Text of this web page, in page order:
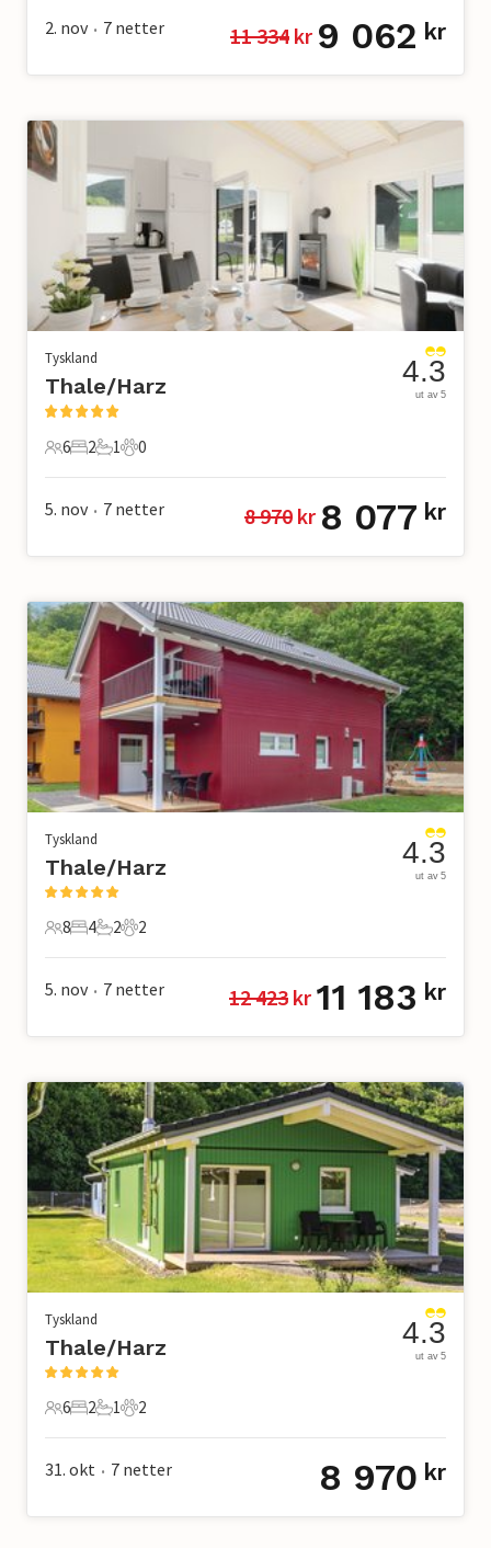
2. nov • 7 netter 11 334 kr 9 062 kr
Tyskland
Thale/Harz
6 Gjester
6
2 Soverom
2
1 Bad
1
0 Kjæledyr
0
4.3
ut av 5
5. nov • 7 netter 8 970 kr 8 077 kr
Tyskland
Thale/Harz
8 Gjester
8
4 Soverom
4
2 Bad
2
2 Kjæledyr
2
4.3
ut av 5
5. nov • 7 netter 12 423 kr 11 183 kr
Tyskland
Thale/Harz
6 Gjester
6
2 Soverom
2
1 Bad
1
2 Kjæledyr
2
4.3
ut av 5
31. okt • 7 netter 8 970 kr